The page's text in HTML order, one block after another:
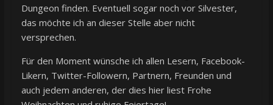
Dungeon finden. Eventuell sogar noch vor Silvester,
das möchte ich an dieser Stelle aber nicht
versprechen.
Für den Moment wünsche ich allen Lesern, Facebook-
Likern, Twitter-Followern, Partnern, Freunden und
auch jedem anderen, der dies hier liest Frohe